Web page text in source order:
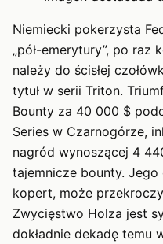
Niemiecki pokerzysta
„pół-emerytury”, po raz
należy do ścisłej
tytuł w serii Triton.
Bounty za 40 000 $
Series w Czarnogórze,
nagród wynoszącej 4
tajemnicze bounty.
kopert, może
Zwycięstwo Holza jest
dokładnie dekadę temu